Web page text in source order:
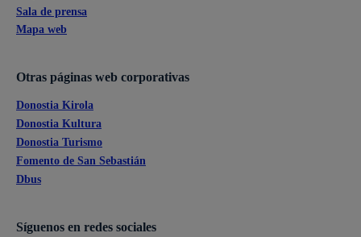
Sala de prensa
Mapa web
Otras páginas web corporativas
Donostia Kirola
Donostia Kultura
Donostia Turismo
Fomento de San Sebastián
Dbus
Síguenos en redes sociales